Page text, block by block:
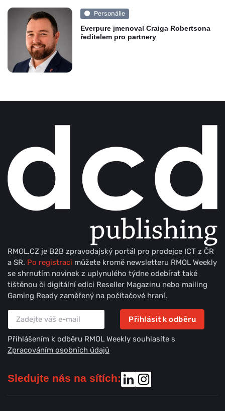
Personálie
Everpure jmenoval Craiga Robertsona
ředitelem pro partnery
RMOL.CZ je B2B zpravodajský portál pro prodejce ICT z ČR
a SR. Po registraci můžete kromě newsletteru RMOL Weekly
se shrnutím novinek z uplynulého týdne odebírat také
tištěnou či digitální edici Reseller Magazinu nebo mailing
Gaming Ready zaměřený na počítačové hraní.
Přihlásit k odběru
Přihlášením k odběru RMOL Weekly souhlasíte s
Zpracováním osobních údajů
Sledujte nás na sítích: